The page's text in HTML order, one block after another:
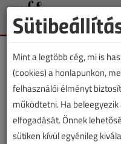
VGF&HKL
Mint a legtöbb cég, mi is
(cookies) a honlapunkon,
felhasználói élményt
működtetni. Ha
elfogadását. Önnek
sütiken kívül egyénileg